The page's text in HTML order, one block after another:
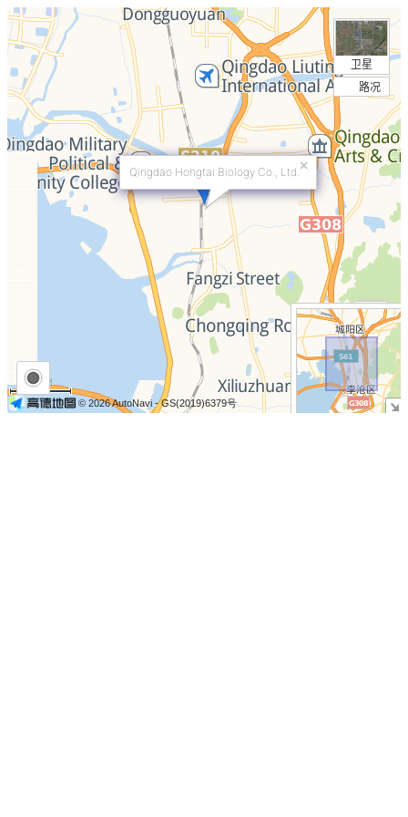
Qingdao Hongtai Biology Co., Ltd.×
+
−
2 KM
卫星
路况
© 2026 AutoNavi - GS(2019)6379号